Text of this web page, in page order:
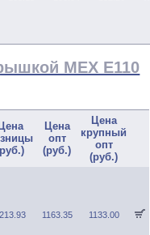
MEX E110
Цена
опт
(руб.)
Цена
крупный
опт
(руб.)
1163.35 1133.00